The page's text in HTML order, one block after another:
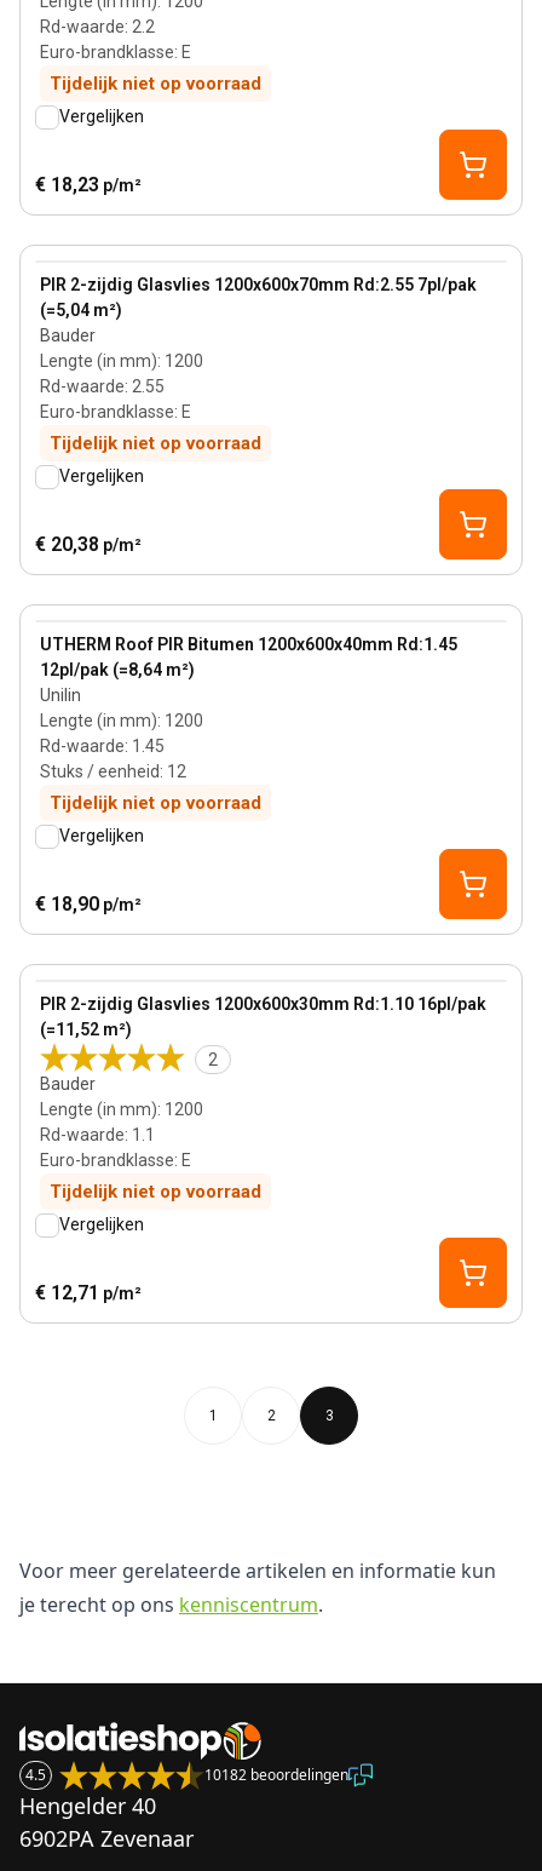
Rd-waarde: 2.2
Euro-brandklasse: E
Tijdelijk niet op voorraad
Vergelijken
€ 18,23 p/m²
PIR 2-zijdig Glasvlies 1200x600x70mm Rd:2.55 7pl/pak
(=5,04 m²)
Bauder
Lengte (in mm): 1200
Rd-waarde: 2.55
Euro-brandklasse: E
Tijdelijk niet op voorraad
View product
Vergelijken
€ 20,38 p/m²
UTHERM Roof PIR Bitumen 1200x600x40mm Rd:1.45
12pl/pak (=8,64 m²)
Unilin
Lengte (in mm): 1200
Rd-waarde: 1.45
Stuks / eenheid: 12
Tijdelijk niet op voorraad
View product
Vergelijken
€ 18,90 p/m²
PIR 2-zijdig Glasvlies 1200x600x30mm Rd:1.10 16pl/pak
(=11,52 m²)
2
Bauder
Lengte (in mm): 1200
Rd-waarde: 1.1
Euro-brandklasse: E
Tijdelijk niet op voorraad
View product
Vergelijken
€ 12,71 p/m²
1 2 3
Voor meer gerelateerde artikelen en informatie kun
je terecht op ons kenniscentrum.
4.5 10182 beoordelingen
Hengelder 40
6902PA Zevenaar